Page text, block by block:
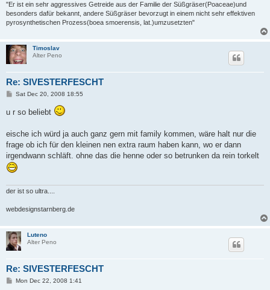
"Er ist ein sehr aggressives Getreide aus der Familie der Süßgräser(Poaceae)und
besonders dafür bekannt, andere Süßgräser bevorzugt in einem nicht sehr effektiven
pyrosynthetischen Prozess(boea smoerensis, lat.)umzusetzten"
Timoslav
Alter Peno
Re: SIVESTERFESCHT
P
t
Sat Dec 20, 2008 18:55
u r so beliebt
eische ich würd ja auch ganz gern mit family kommen, wäre halt nur die
frage ob ich für den kleinen nen extra raum haben kann, wo er dann
irgendwann schläft. ohne das die henne oder so betrunken da rein torkelt
der ist so ultra....
webdesignstarnberg.de
Luteno
Alter Peno
Re: SIVESTERFESCHT
PMon Dec 22, 2008 1:41